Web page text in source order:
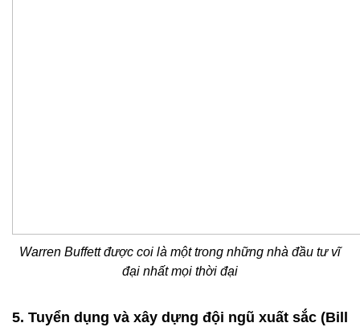
Warren Buffett được coi là một trong những nhà đầu tư vĩ
đại nhất mọi thời đại
5. Tuyển dụng và xây dựng đội ngũ xuất sắc (Bill